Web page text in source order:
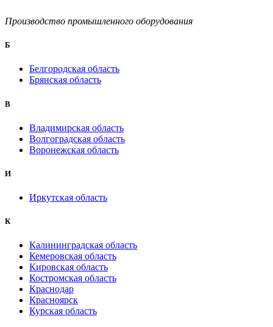
Производство промышленного оборудования
Б
Белгородская область
Брянская область
B
Владимирская область
Волгоградская область
Воронежская область
И
Иркутская область
К
Калининградская область
Кемеровская область
Кировская область
Костромская область
Краснодар
Красноярск
Курская область